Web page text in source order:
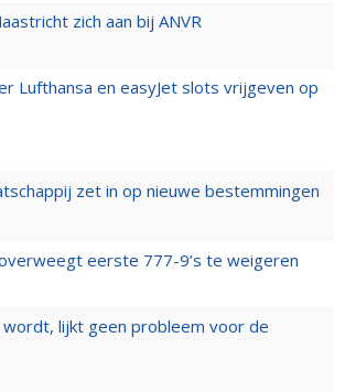
zich aan bij ANVR
Lufthansa en easyJet slots vrijgeven op
zet in op nieuwe bestemmingen
eerste 777-9’s te weigeren
lijkt geen probleem voor de